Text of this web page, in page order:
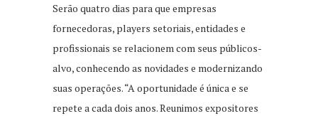
Serão quatro dias para que empresas
fornecedoras, players setoriais, entidades e
profissionais se relacionem com seus públicos-
alvo, conhecendo as novidades e modernizando
suas operações. “A oportunidade é única e se
repete a cada dois anos. Reunimos expositores